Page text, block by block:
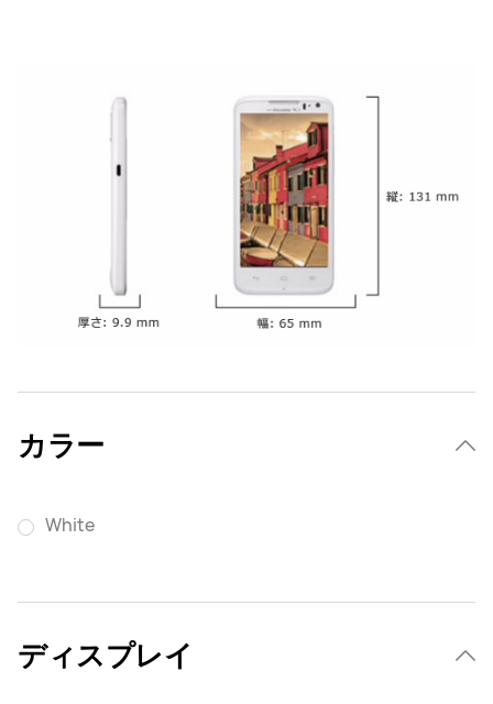
カラー
White
ディスプレイ